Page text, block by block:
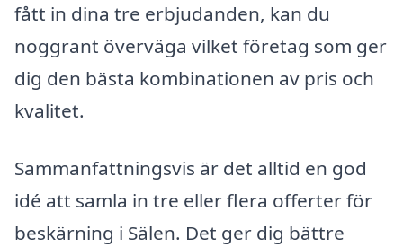
fått in dina tre erbjudanden, kan du
noggrant överväga vilket företag som ger
dig den bästa kombinationen av pris och
kvalitet.
Sammanfattningsvis är det alltid en god
idé att samla in tre eller flera offerter för
beskärning i Sälen. Det ger dig bättre